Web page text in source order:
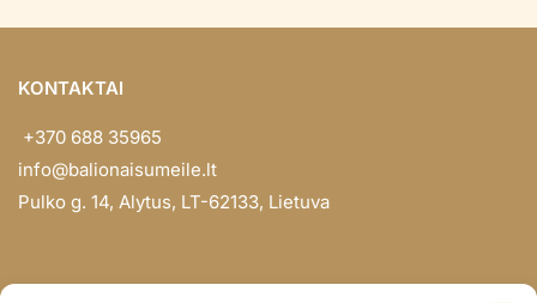
KONTAKTAI
+370 688 35965
info@balionaisumeile.lt
Pulko g. 14, Alytus, LT-62133, Lietuva